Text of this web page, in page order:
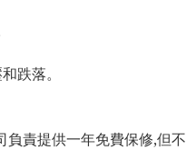
跌落。
責提供一年免費保修,但